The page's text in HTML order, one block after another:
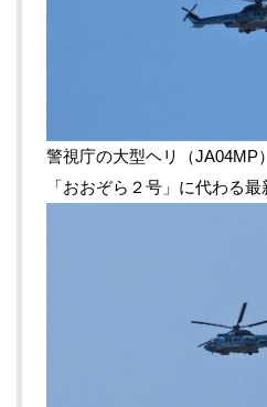
警視庁の大型ヘリ（JA04MP
「おおぞら２号」に代わる最